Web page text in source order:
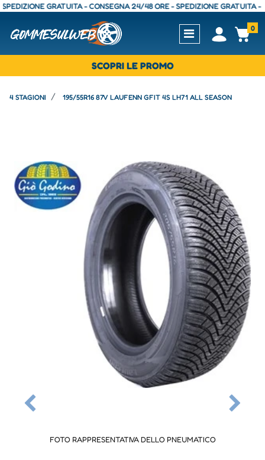
GRATUITA - CONSEGNA 24/48 ORE - SPEDIZIONE GRATUITA -
Open0
SCOPRI LE PROMO
4 STAGIONI 195/55R16 87V LAUFENN GFIT 4S LH71 ALL SEASON
FOTO RAPPRESENTATIVA DELLO PNEUMATICO